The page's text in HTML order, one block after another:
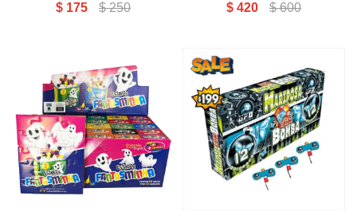
$ 175 $ 250 $ 420 $ 600
ESTALLO FANTASMINHA
TRADICIONAL 30 DISP 50
MARIPOSA C/BOMBA UFO
DISP. X12